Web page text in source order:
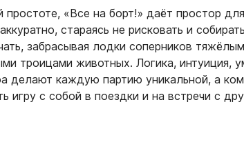
простоте, «Все на борт!» даёт простор
стараясь не рисковать и
забрасывая лодки соперников
троицами животных. Логика, интуиция,
делают каждую партию уникальной, а
игру с собой в поездки и на встречи с